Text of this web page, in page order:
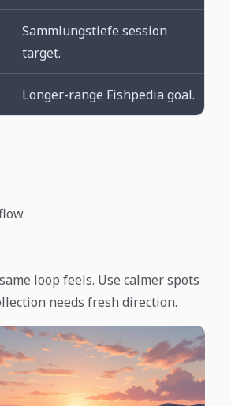
Sammlungstiefe session
target.
Longer-range Fishpedia goal.
loop feels. Use calmer spots
needs fresh direction.